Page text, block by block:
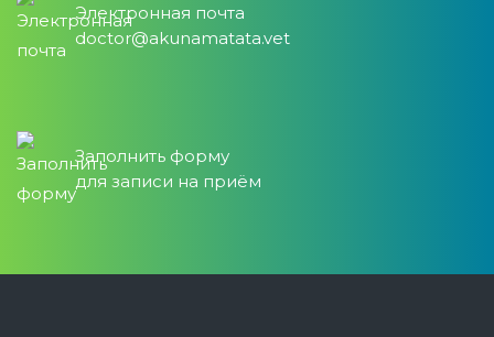
Электронная почта
doctor@akunamatata.vet
Заполнить форму
для записи на приём